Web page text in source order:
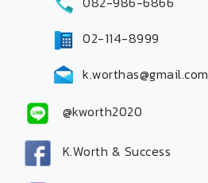
02-114-8999
k.worthas@gmail.com
@kworth2020
K.Worth & Success